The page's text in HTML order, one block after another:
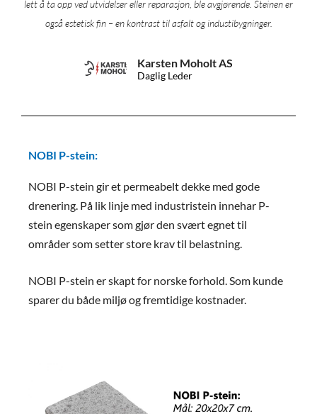
og høye dynamiske påkjenninger.
lett å ta opp ved utvidelser eller reparasjon, ble avgjørende. Steinen er
også estetisk fin – en kontrast til asfalt og industibygninger.
Karsten Moholt AS
Daglig Leder
NOBI P-stein:
NOBI P-stein gir et permeabelt dekke med gode
drenering. På lik linje med industristein innehar P-
stein egenskaper som gjør den svært egnet til
områder som setter store krav til belastning.
NOBI P-stein er skapt for norske forhold. Som kunde
sparer du både miljø og fremtidige kostnader.